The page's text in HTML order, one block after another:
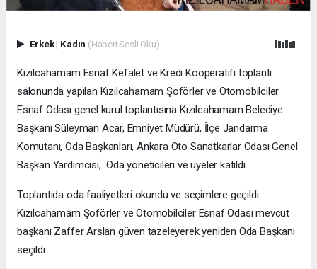
Erkek| Kadın (Haberi Sesli Oku)
Kızılcahamam Esnaf Kefalet ve Kredi Kooperatifi toplantı
salonunda yapılan Kızılcahamam Şoförler ve Otomobilciler
Esnaf Odası genel kurul toplantısına Kızılcahamam Belediye
Başkanı Süleyman Acar, Emniyet Müdürü, İlçe Jandarma
Komutanı, Oda Başkanları, Ankara Oto Sanatkarlar Odası Genel
Başkan Yardımcısı, Oda yöneticileri ve üyeler katıldı.
Toplantıda oda faaliyetleri okundu ve seçimlere geçildi.
Kızılcahamam Şoförler ve Otomobilciler Esnaf Odası mevcut
başkanı Zaffer Arslan güven tazeleyerek yeniden Oda Başkanı
seçildi.